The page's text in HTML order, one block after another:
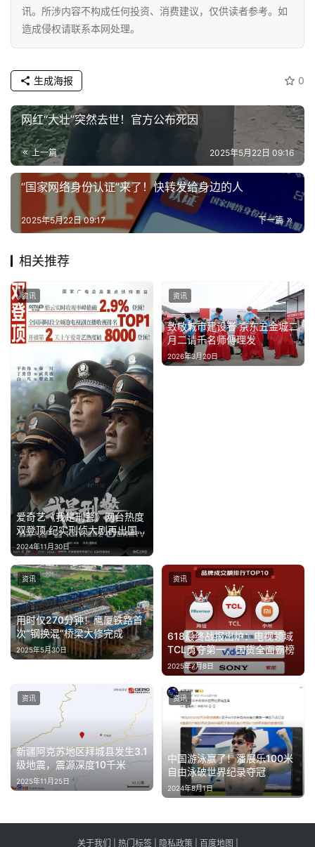
教
育
专
题
汽
车
·
新
源
讯。所涉内容不构成任何投资、消费建议，仅供读者参考。如
造成侵权请联系本网处理。
0
生成海报
网红“大壮”突然去世！官方公布死因
上一篇 2025年5月22日 09:16
“国家网络身份认证”来了！快转发给身边的人
下一篇
2025年5月22日 09:17
相关推荐
爱奇艺《我是刑警》网台热度
双登顶 纪实刑侦大剧再出国民
佳作
2024年11月30日
资讯
致敬城市建设者 京东五金城二
月二请千名师傅理发
2026年3月20日
资讯
用时仅270分钟！鹰厦铁路首
次“钢换混”桥梁大修完成
2025年5月30日
资讯
618最终战报出炉：电视领域
TCL勇夺第一，国货全面霸榜
2025年7月8日
资讯
新疆阿克苏地区拜城县发生3.1
级地震，震源深度10千米
2025年11月25日
资讯
中国游泳赢了！潘展乐100米
自由泳破世界纪录夺冠
2024年8月1日
资讯
关于我们 热门标签 隐私政策 百度地图